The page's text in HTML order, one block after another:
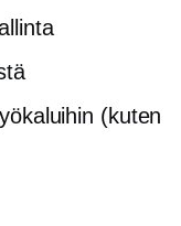
(kuten